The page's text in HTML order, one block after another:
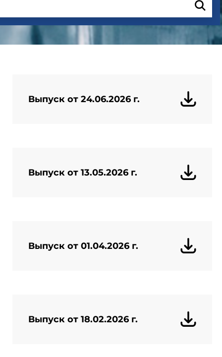
Выпуск от 24.06.2026 г.
Выпуск от 13.05.2026 г.
Выпуск от 01.04.2026 г.
Выпуск от 18.02.2026 г.